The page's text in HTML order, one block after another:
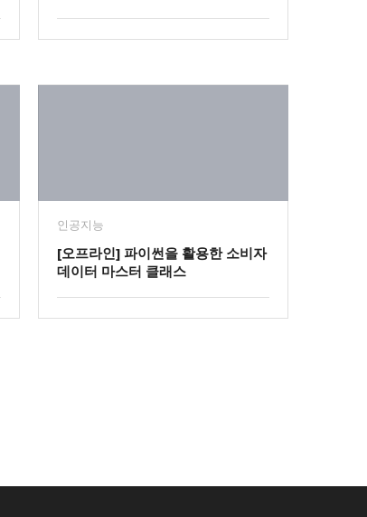
인공지능
[오프라인] 파이썬을 활용한 소비자
데이터 마스터 클래스